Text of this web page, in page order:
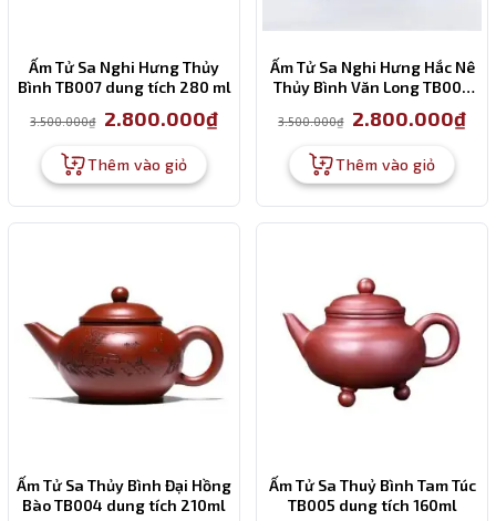
Ấm Tử Sa Nghi Hưng Thủy
Bình TB007 dung tích 280 ml
3.500.000₫ Giá
gốc
3.500.000₫.
2.800.000₫Giá
hiện
2.800.000₫.
Thêm vào giỏ
Ấm Tử Sa Nghi Hưng Hắc Nê
Thủy Bình Văn Long TB008
3.500.000₫ Giá
gốc
3.500.000₫.
2.800.000₫Giá
hiện
Thêm vào giỏ
Ấm Tử Sa Thủy Bình Đại Hồng
Bào TB004 dung tích 210ml
Ấm Tử Sa Thuỷ Bình Tam Túc
TB005 dung tích 160ml